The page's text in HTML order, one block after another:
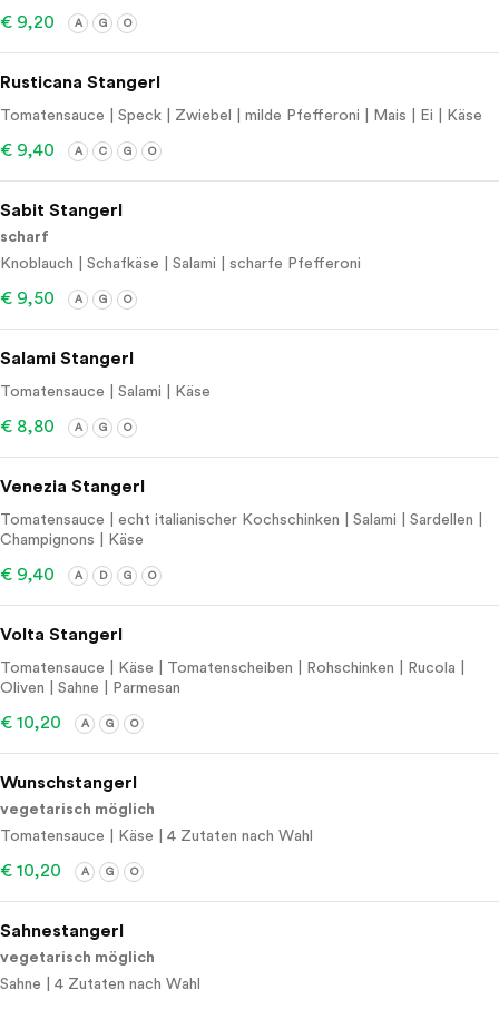
€ 9,20 A G O
Rusticana Stangerl
Tomatensauce | Speck | Zwiebel | milde Pfefferoni | Mais | Ei | Käse
€ 9,40 A C G O
Sabit Stangerl
scharf
Knoblauch | Schafkäse | Salami | scharfe Pfefferoni
€ 9,50 A G O
Salami Stangerl
Tomatensauce | Salami | Käse
€ 8,80 A G O
Venezia Stangerl
Tomatensauce | echt italianischer Kochschinken | Salami | Sardellen |
Champignons | Käse
€ 9,40 A D G O
Volta Stangerl
Tomatensauce | Käse | Tomatenscheiben | Rohschinken | Rucola |
Oliven | Sahne | Parmesan
€ 10,20 A G O
Wunschstangerl
vegetarisch möglich
Tomatensauce | Käse | 4 Zutaten nach Wahl
€ 10,20 A G O
Sahnestangerl
vegetarisch möglich
Sahne | 4 Zutaten nach Wahl